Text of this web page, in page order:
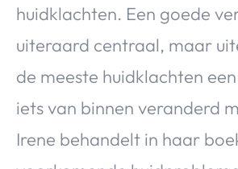
huidklachten. Een goede
uiteraard centraal, maar
de meeste huidklachten
iets van binnen veranderd
Irene behandelt in haar